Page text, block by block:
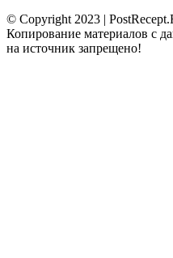
© Copyright 2023 |
Копирование материалов с
на источник запрещено!